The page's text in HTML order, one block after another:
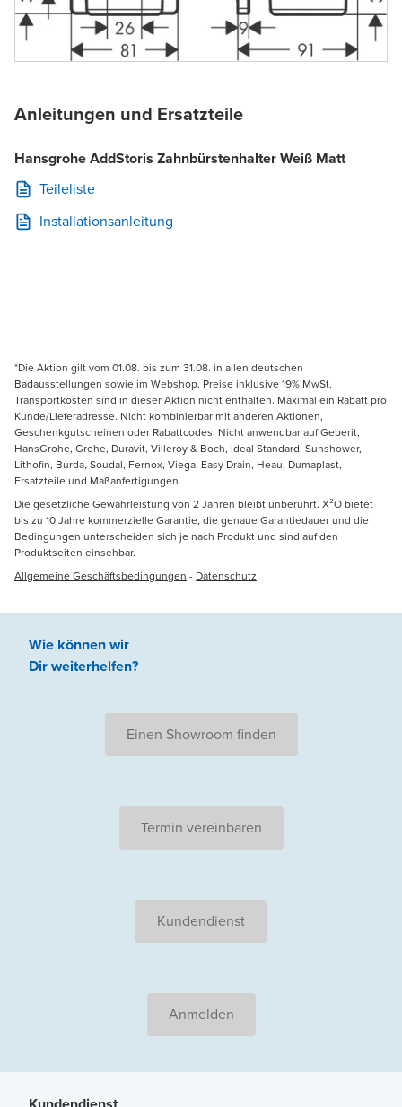
Anleitungen und Ersatzteile
Hansgrohe AddStoris Zahnbürstenhalter Weiß Matt
Teileliste
Installationsanleitung
*Die Aktion gilt vom 01.08. bis zum 31.08. in allen deutschen
Badausstellungen sowie im Webshop. Preise inklusive 19% MwSt.
Transportkosten sind in dieser Aktion nicht enthalten. Maximal ein Rabatt pro
Kunde/Lieferadresse. Nicht kombinierbar mit anderen Aktionen,
Geschenkgutscheinen oder Rabattcodes. Nicht anwendbar auf Geberit,
HansGrohe, Grohe, Duravit, Villeroy & Boch, Ideal Standard, Sunshower,
Lithofin, Burda, Soudal, Fernox, Viega, Easy Drain, Heau, Dumaplast,
Ersatzteile und Maßanfertigungen.
Die gesetzliche Gewährleistung von 2 Jahren bleibt unberührt. X²O bietet
bis zu 10 Jahre kommerzielle Garantie, die genaue Garantiedauer und die
Bedingungen unterscheiden sich je nach Produkt und sind auf den
Produktseiten einsehbar.
Allgemeine Geschäftsbedingungen - Datenschutz
Wie können wir
Dir weiterhelfen?
Einen Showroom finden
Termin vereinbaren
Kundendienst
Anmelden